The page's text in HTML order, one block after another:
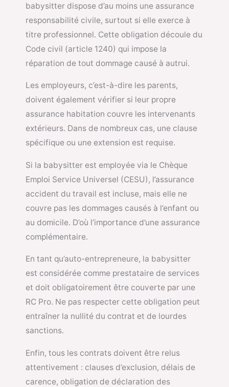
babysitter dispose d’au moins une assurance
responsabilité civile, surtout si elle exerce à
titre professionnel. Cette obligation découle du
Code civil (article 1240) qui impose la
réparation de tout dommage causé à autrui.
Les employeurs, c’est-à-dire les parents,
doivent également vérifier si leur propre
assurance habitation couvre les intervenants
extérieurs. Dans de nombreux cas, une clause
spécifique ou une extension est requise.
Si la babysitter est employée via le Chèque
Emploi Service Universel (CESU), l’assurance
accident du travail est incluse, mais elle ne
couvre pas les dommages causés à l’enfant ou
au domicile. D’où l’importance d’une assurance
complémentaire.
En tant qu’auto-entrepreneure, la babysitter
est considérée comme prestataire de services
et doit obligatoirement être couverte par une
RC Pro. Ne pas respecter cette obligation peut
entraîner la nullité du contrat et de lourdes
sanctions.
Enfin, tous les contrats doivent être relus
attentivement : clauses d’exclusion, délais de
carence, obligation de déclaration des